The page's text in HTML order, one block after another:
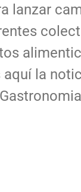
lanzar
la